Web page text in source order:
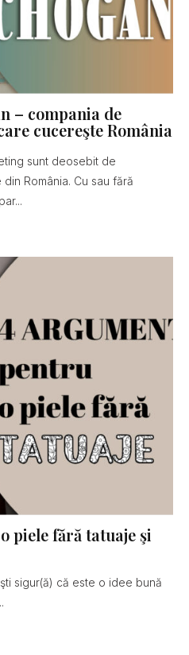
– compania de
cucereşte România
sunt deosebit de
România. Cu sau fără
piele fără tatuaje şi
sigur(ă) că este o idee bună